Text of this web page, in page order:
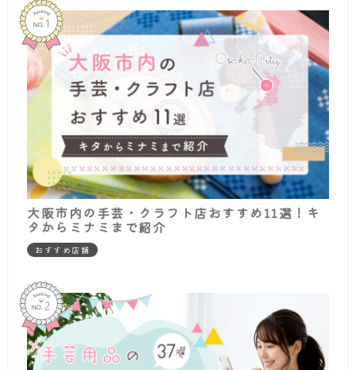
大阪市内の手芸・クラフト店おすすめ11選！キ
タからミナミまで紹介
おすすめ店舗